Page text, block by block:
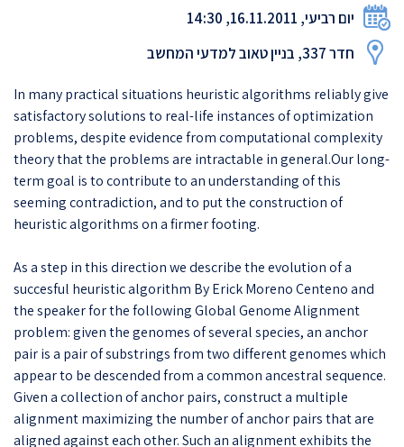
יום רביעי, 16.11.2011, 14:30
חדר 337, בניין טאוב למדעי המחשב
In many practical situations heuristic algorithms reliably give
satisfactory solutions to real-life instances of optimization
problems, despite evidence from computational complexity
theory that the problems are intractable in general.Our long-
term goal is to contribute to an understanding of this
seeming contradiction, and to put the construction of
heuristic algorithms on a firmer footing.
As a step in this direction we describe the evolution of a
succesful heuristic algorithm By Erick Moreno Centeno and
the speaker for the following Global Genome Alignment
problem: given the genomes of several species, an anchor
pair is a pair of substrings from two different genomes which
appear to be descended from a common ancestral sequence.
Given a collection of anchor pairs, construct a multiple
alignment maximizing the number of anchor pairs that are
aligned against each other. Such an alignment exhibits the